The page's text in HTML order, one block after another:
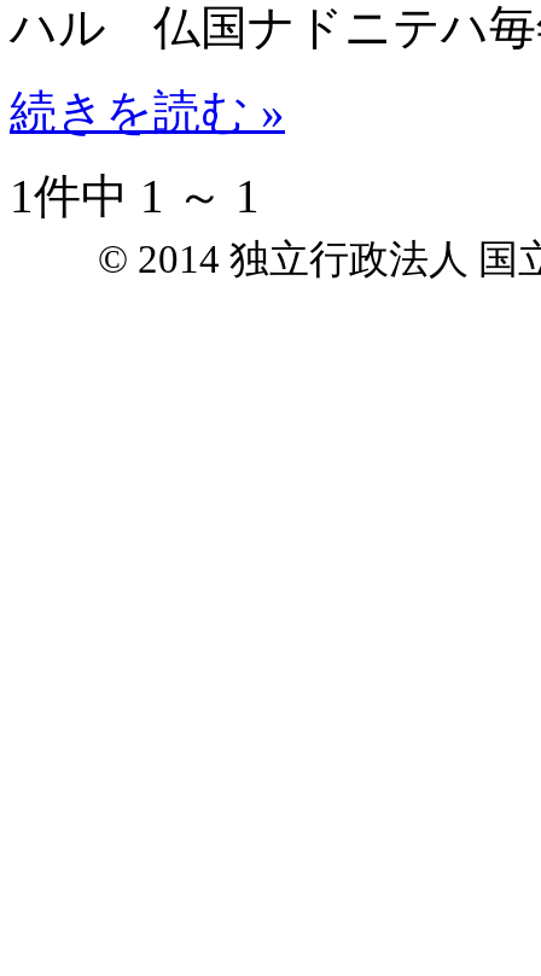
ハル 仏国ナドニテハ毎
続きを読む »
1件中 1 ～ 1
© 2014 独立行政法人 国